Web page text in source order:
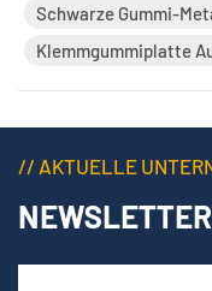
Schwarze Gummi-
Klemmgummiplatte
// AKTUELLE